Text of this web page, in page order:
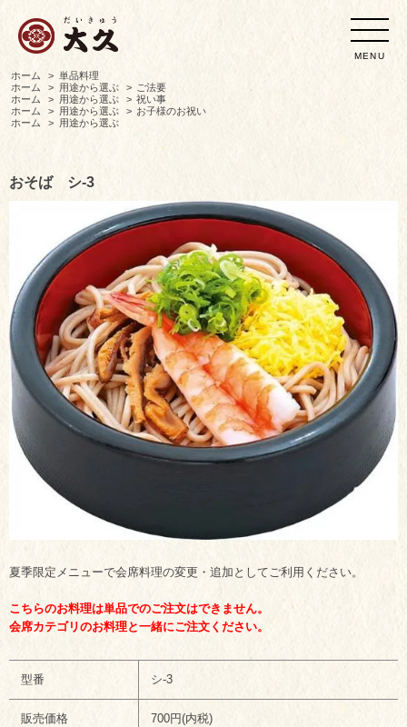
MENU
ホーム > 単品料理
ホーム
> 用途から選ぶ > ご法要
ホーム
> 用途から選ぶ > 祝い事
ホーム
> 用途から選ぶ > お子様のお祝い
ホーム
> 用途から選ぶ
おそば シ-3
夏季限定メニューで会席料理の変更・追加としてご利用ください。
こちらのお料理は単品でのご注文はできません。
会席カテゴリのお料理と一緒にご注文ください。
型番 シ-3
販売価格 700円(内税)